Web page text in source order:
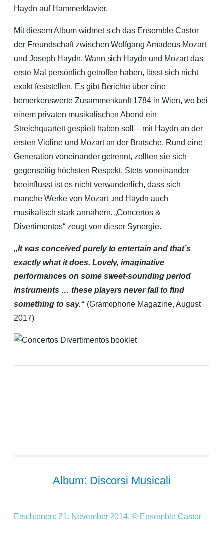
Haydn auf Hammerklavier.
Mit diesem Album widmet sich das Ensemble Castor
der Freundschaft zwischen Wolfgang Amadeus Mozart
und Joseph Haydn. Wann sich Haydn und Mozart das
erste Mal persönlich getroffen haben, lässt sich nicht
exakt feststellen. Es gibt Berichte über eine
bemerkenswerte Zusammenkunft 1784 in Wien, wo bei
einem privaten musikalischen Abend ein
Streichquartett gespielt haben soll – mit Haydn an der
ersten Violine und Mozart an der Bratsche. Rund eine
Generation voneinander getrennt, zollten sie sich
gegenseitig höchsten Respekt. Stets voneinander
beeinflusst ist es nicht verwunderlich, dass sich
manche Werke von Mozart und Haydn auch
musikalisch stark annähern. „Concertos &
Divertimentos“ zeugt von dieser Synergie.
„It was conceived purely to entertain and that’s
exactly what it does. Lovely, imaginative
performances on some sweet-sounding period
instruments … these players never fail to find
something to say.“ (Gramophone Magazine, August
2017)
Album: Discorsi Musicali
Erschienen: 21. November 2014, © Ensemble Castor